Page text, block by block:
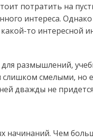
потратить на
интереса.
то интересной
размышлений,
смелыми, но
дважды не
начинаний. Чем